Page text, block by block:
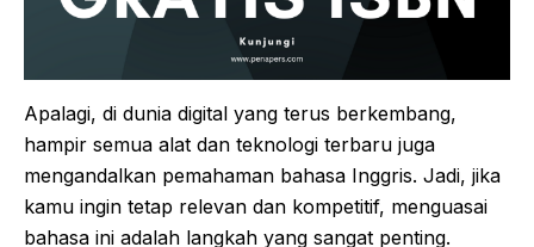
Apalagi, di dunia digital yang terus berkembang,
hampir semua alat dan teknologi terbaru juga
mengandalkan pemahaman bahasa Inggris. Jadi, jika
kamu ingin tetap relevan dan kompetitif, menguasai
bahasa ini adalah langkah yang sangat penting.